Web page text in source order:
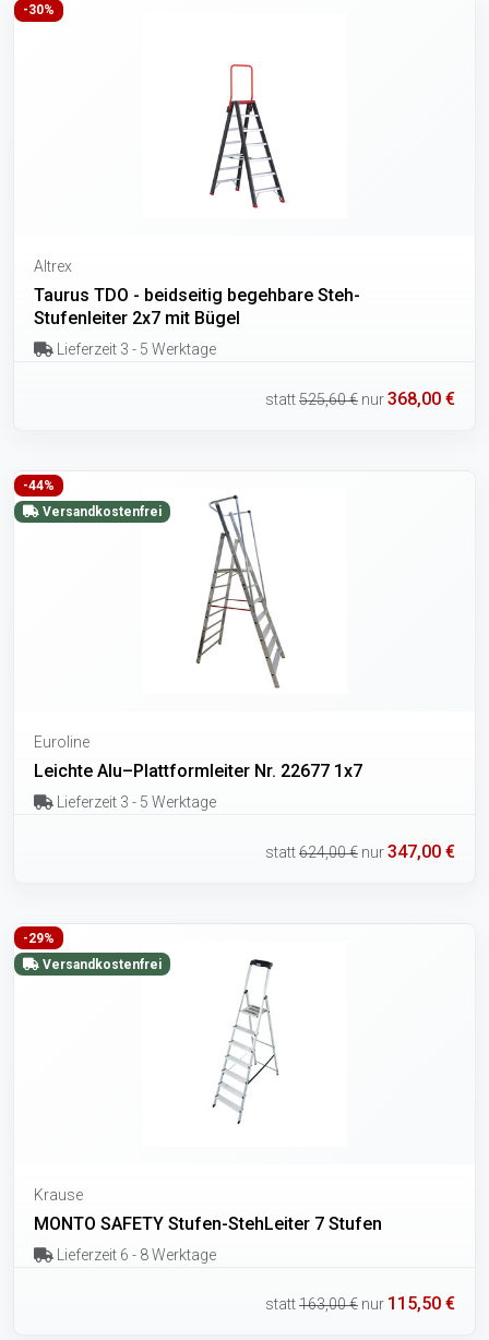
-30%
Altrex
Taurus TDO - beidseitig begehbare Steh-
Stufenleiter 2x7 mit Bügel
Lieferzeit 3 - 5 Werktage
statt525,60 € nur368,00 €
-44%
Versandkostenfrei
Euroline
Leichte Alu–Plattformleiter Nr. 22677 1x7
Lieferzeit 3 - 5 Werktage
statt624,00 € nur347,00 €
-29%
Versandkostenfrei
Krause
MONTO SAFETY Stufen-StehLeiter 7 Stufen
Lieferzeit 6 - 8 Werktage
statt163,00 € nur 115,50 €